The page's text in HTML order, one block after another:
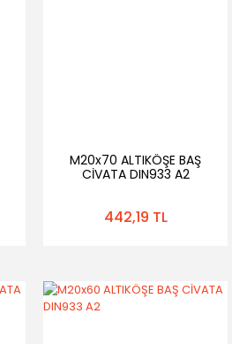
M20x70 ALTIKÖŞE BAŞ
CİVATA DIN933 A2
442,19 TL